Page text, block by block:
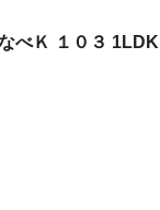
べＫ １０３ 1LDK